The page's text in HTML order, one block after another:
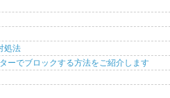
処法
ーでブロックする方法をご紹介します